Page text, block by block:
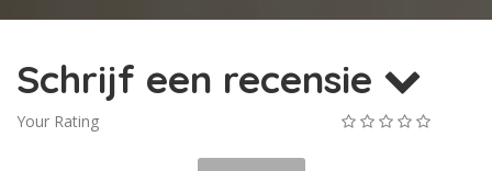
Schrijf een recensie
Your Rating